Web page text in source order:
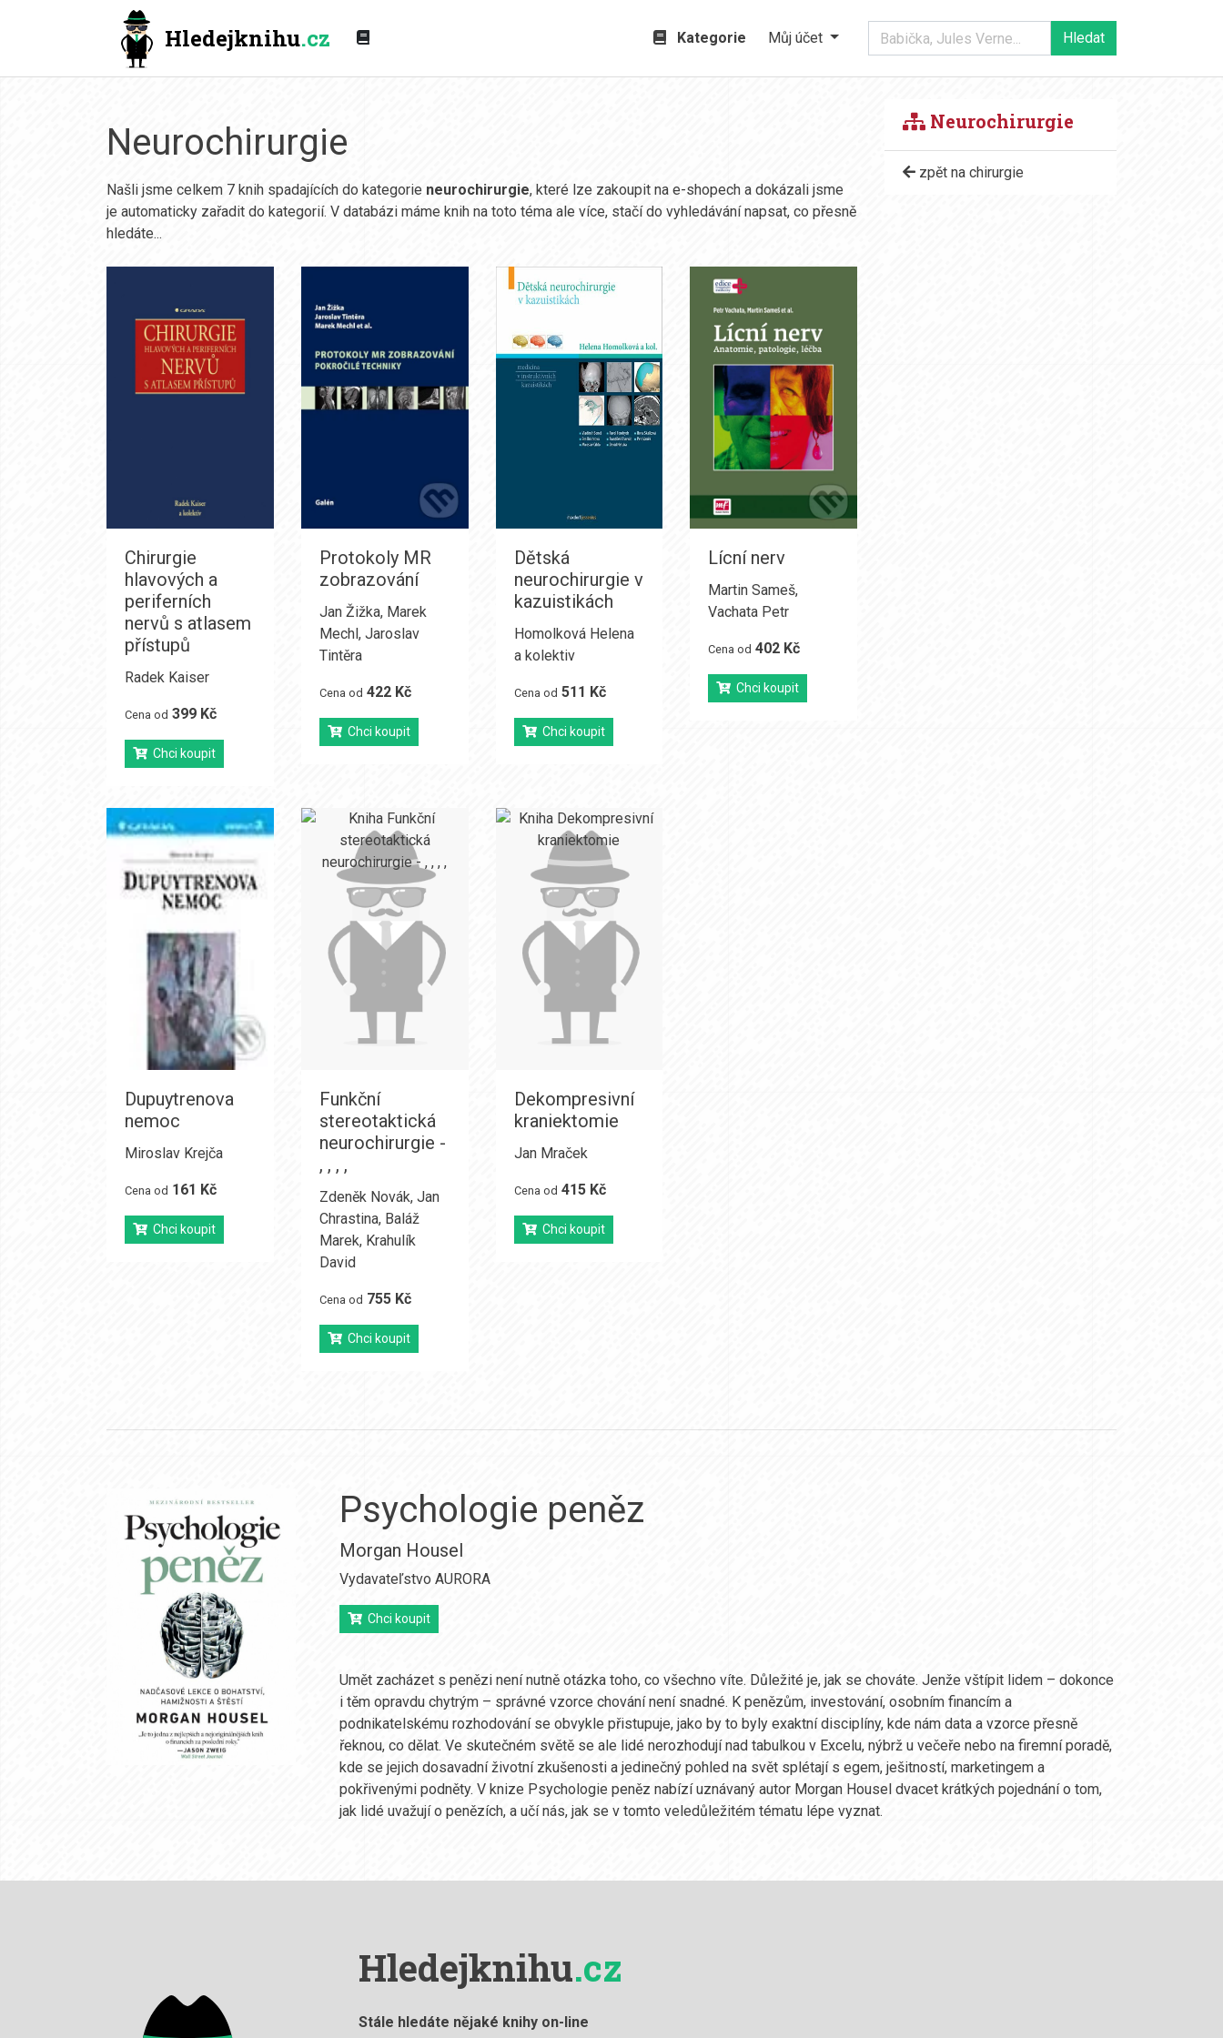
Hledejknihu.cz Kategorie Můj účet
Neurochirurgie
Našli jsme celkem 7 knih spadajících do kategorie neurochirurgie, které lze zakoupit na e-shopech a dokázali jsme
je automaticky zařadit do kategorií. V databázi máme knih na toto téma ale více, stačí do vyhledávání napsat, co přesně
hledáte...
Chirurgie
hlavových a
periferních
nervů s atlasem
přístupů
Radek Kaiser
Cena od 399 Kč
Chci koupit
Protokoly MR
zobrazování
Jan Žižka, Marek
Mechl, Jaroslav
Tintěra
Cena od 422 Kč
Chci koupit
Dětská
neurochirurgie v
kazuistikách
Homolková Helena
a kolektiv
Cena od 511 Kč
Chci koupit
Lícní nerv
Martin Sameš,
Vachata Petr
Cena od 402 Kč
Chci koupit
Dupuytrenova
nemoc
Miroslav Krejča
Cena od 161 Kč
Chci koupit
Funkční
stereotaktická
neurochirurgie -
, , , ,
Zdeněk Novák, Jan
Chrastina, Baláž
Marek, Krahulík
David
Cena od 755 Kč
Chci koupit
Dekompresivní
kraniektomie
Jan Mraček
Cena od 415 Kč
Chci koupit
Neurochirurgie
zpět na chirurgie
Psychologie peněz
Morgan Housel
Vydavateľstvo AURORA
Chci koupit
Umět zacházet s penězi není nutně otázka toho, co všechno víte. Důležité je, jak se chováte. Jenže vštípit lidem – dokonce
i těm opravdu chytrým – správné vzorce chování není snadné. K penězům, investování, osobním financím a
podnikatelskému rozhodování se obvykle přistupuje, jako by to byly exaktní disciplíny, kde nám data a vzorce přesně
řeknou, co dělat. Ve skutečném světě se ale lidé nerozhodují nad tabulkou v Excelu, nýbrž u večeře nebo na firemní poradě,
kde se jejich dosavadní životní zkušenosti a jedinečný pohled na svět splétají s egem, ješitností, marketingem a
pokřivenými podněty. V knize Psychologie peněz nabízí uznávaný autor Morgan Housel dvacet krátkých pojednání o tom,
jak lidé uvažují o penězích, a učí nás, jak se v tomto veledůležitém tématu lépe vyznat.
Hledejknihu.cz
Stále hledáte nějaké knihy on-line